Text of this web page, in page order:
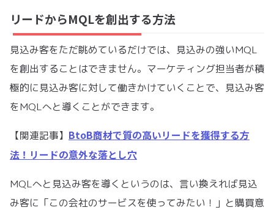
リードからMQLを創出する方法
見込み客をただ眺めているだけでは、見込みの強いMQL
を創出することはできません。マーケティング担当者が積
極的に見込み客に対して働きかけていくことで、見込み客
をMQLへと導くことができます。
【関連記事】 BtoB商材で質の高いリードを獲得する方
法！リードの意外な落とし穴
MQLへと見込み客を導くというのは、言い換えれば見込
み客に「この会社のサービスを使ってみたい！」と購買意